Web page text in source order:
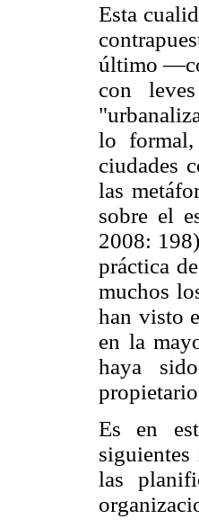
Esta
último
con
lo
ciudades
las
sobre el
2008:
práctica
muchos
han visto
en la
haya
Es en
las